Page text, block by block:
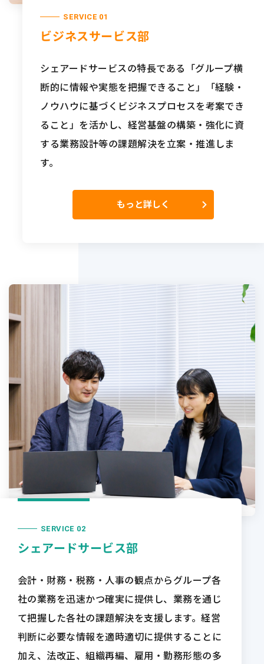
SERVICE 01
ビジネスサービス部
シェアードサービスの特長である「グループ横
断的に情報や実態を把握できること」「経験・
ノウハウに基づくビジネスプロセスを考案でき
ること」を活かし、経営基盤の構築・強化に資
する業務設計等の課題解決を立案・推進しま
す。
もっと詳しく
SERVICE 02
シェアードサービス部
会計・財務・税務・人事の観点からグループ各
社の業務を迅速かつ確実に提供し、業務を通じ
て把握した各社の課題解決を支援します。経営
判断に必要な情報を適時適切に提供することに
加え、法改正、組織再編、雇用・勤務形態の多